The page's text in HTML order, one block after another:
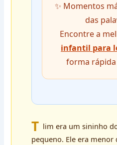
✨ Momentos
das
Encontre a
infantil para
forma
T lim era um sininho
pequeno. Ele era